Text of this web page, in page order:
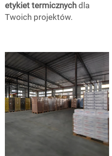
etykiet termicznych dla
Twoich projektów.